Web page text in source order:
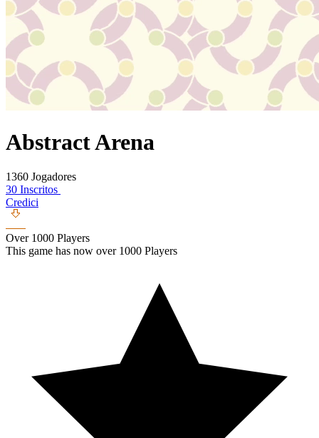
Abstract Arena
1360 Jogadores
30 Inscritos
Credici
Over 1000 Players
This game has now over 1000 Players